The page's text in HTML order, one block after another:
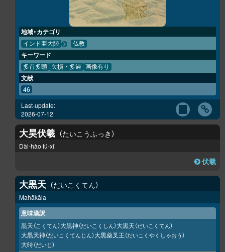
地域・カテゴリ
インド亜大陸 仏教
キーワード
多首多頭 欠損・多過 画像有り
文献
46
Last-update:
2026-07-12
大昊伏羲 たいこうふっき
Dài-hào fú-xī
伏羲
大黒天 だいこくてん
Mahākāla
意味漢訳
黒天（こくてん）大黒神（だいこくしん）大黒天（だいこくてん）
大黒天神（だいこくてんじん）大黒薬叉王（だいこくやくしゃおう）
大時（だいじ）